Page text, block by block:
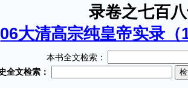
录卷之七百
06大清高宗纯皇帝实录
本书全文检索：